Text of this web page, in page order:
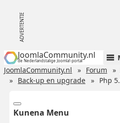
JoomlaCommunity.nl
de Nederlandstalige Joomla!-portal
JoomlaCommunity.nl Forum
Back-up en upgrade
Php
Kunena Menu